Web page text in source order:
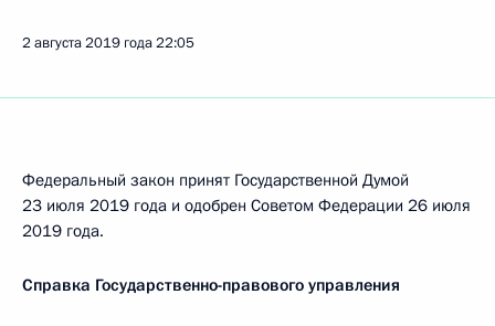
2 августа 2019 года22:05
Федеральный закон принят Государственной Думой
23 июля 2019 года и одобрен Советом Федерации 26 июля
2019 года.
Справка Государственно-правового управления